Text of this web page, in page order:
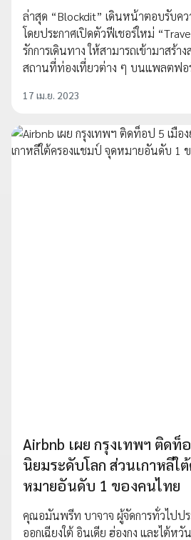
ล่าสุด “Blockdit” เดินหน้าตอบรับค
โดยประกาศเปิดตัวฟีเชอร์ใหม่
รักการเดินทาง ให้สามารถเข้ามาสร้า
สถานที่ท่องเที่ยวต่าง ๆ บนแพลตฟอ
17 เม.ย. 2023
Airbnb เผย กรุงเทพฯ ติดท็
นิยมระดับโลก ส่วนเกาหลีใ
หมายอันดับ 1 ของคนไทย
คุณอมันพรีท บาจาจ ผู้จัดการทั่วไปปร
ออกเฉียงใต้ อินเดีย ฮ่องกง และไต้ห